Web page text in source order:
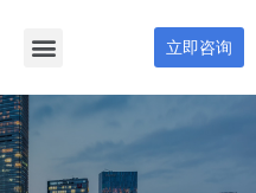
立即咨询